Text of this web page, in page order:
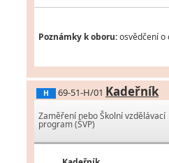
Poznámky k oboru:osvědčení o
H 69-51-H/01 Kadeřník
Zaměření nebo Školní vzdělávací
program (ŠVP)